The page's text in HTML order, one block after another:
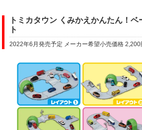
トミカタウン くみかえかんたん！
ト
2022年6月発売予定 メーカー希望小売価格 2,200